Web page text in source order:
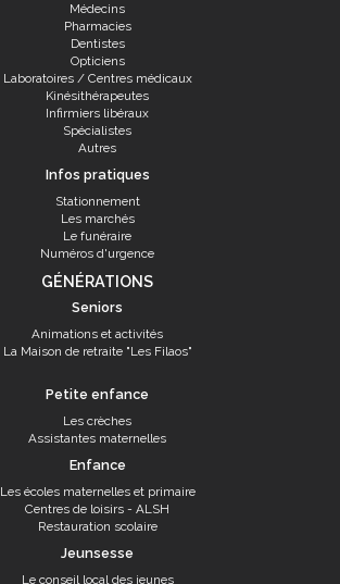
Médecins
Pharmacies
Dentistes
Opticiens
Laboratoires / Centres médicaux
Kinésithérapeutes
Infirmiers libéraux
Spécialistes
Autres
Infos pratiques
Stationnement
Les marchés
Le funéraire
Numéros d'urgence
GÉNÉRATIONS
Seniors
Animations et activités
La Maison de retraite "Les Filaos"
Petite enfance
Les crèches
Assistantes maternelles
Enfance
Les écoles maternelles et primaire
Centres de loisirs - ALSH
Restauration scolaire
Jeunsesse
Le conseil local des jeunes